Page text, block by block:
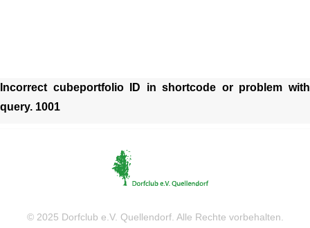
Incorrect cubeportfolio ID in shortcode or problem with
query. 1001
© 2025 Dorfclub e.V. Quellendorf. Alle Rechte vorbehalten.